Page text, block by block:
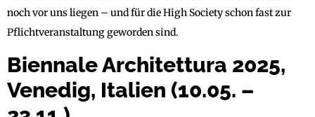
noch vor uns liegen – und für die High Society schon fast zur
Pflichtveranstaltung geworden sind.
Biennale Architettura 2025,
Venedig, Italien (10.05. –